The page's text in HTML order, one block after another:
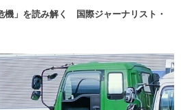
機」を読み解く 国際ジャーナリスト・